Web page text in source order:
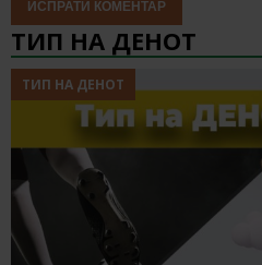
ТИП НА ДЕНОТ
ТИП НА ДЕНОТ